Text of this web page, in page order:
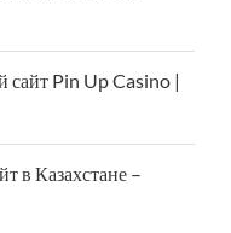
Pin Up Casino |
в Казахстане –